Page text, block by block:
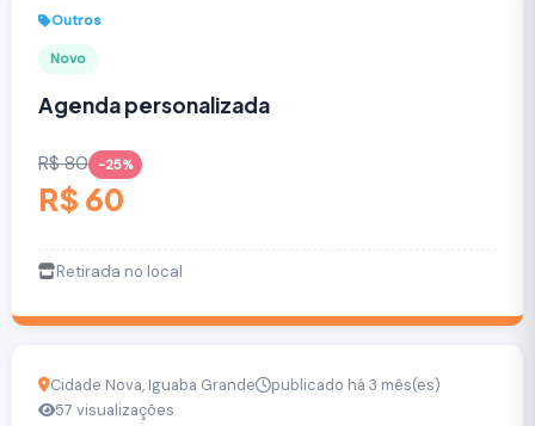
Outros
Novo
Agenda personalizada
R$ 80 -25%
R$ 60
Retirada no local
Cidade Nova, Iguaba Grande
publicado há 3 mês(es)
57 visualizações